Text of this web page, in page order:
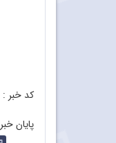
کد خبر :
پایان